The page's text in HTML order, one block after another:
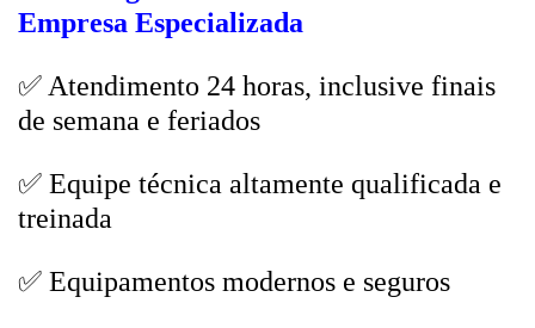
Empresa Especializada
✅ Atendimento 24 horas, inclusive finais
de semana e feriados
✅ Equipe técnica altamente qualificada e
treinada
✅ Equipamentos modernos e seguros